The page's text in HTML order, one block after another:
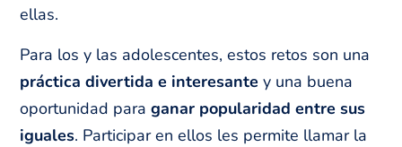
ellas.
Para los y las adolescentes, estos retos son una
práctica divertida e interesante y una buena
oportunidad paraganar popularidad entre sus
iguales. Participar en ellos les permite llamar la